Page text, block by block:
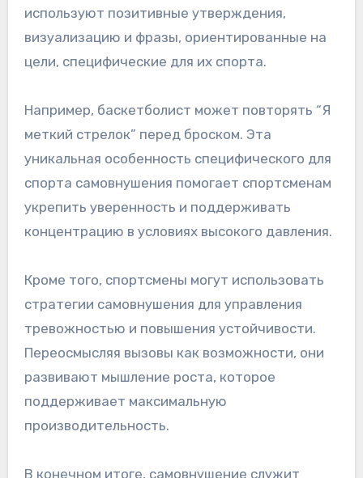
используют позитивные утверждения,
визуализацию и фразы, ориентированные на
цели, специфические для их спорта.
Например, баскетболист может повторять “Я
меткий стрелок” перед броском. Эта
уникальная особенность специфического для
спорта самовнушения помогает спортсменам
укрепить уверенность и поддерживать
концентрацию в условиях высокого давления.
Кроме того, спортсмены могут использовать
стратегии самовнушения для управления
тревожностью и повышения устойчивости.
Переосмысляя вызовы как возможности, они
развивают мышление роста, которое
поддерживает максимальную
производительность.
В конечном итоге, самовнушение служит